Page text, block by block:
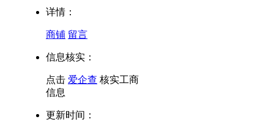
详情：
商铺 留言
信息核实：
点击 爱企查 核实工商
信息
更新时间：